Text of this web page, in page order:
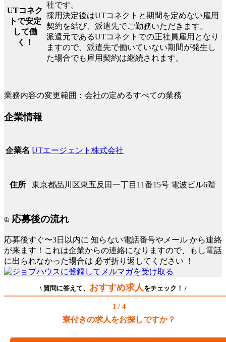
UTコネク
トで安定
して働
く！
社です。
採用決定後はUTコネクトと期間を定めない雇用
契約を結び、派遣先でご勤務いただきます。
派遣元であるUTコネクトでの正社員雇用となり
ますので、派遣先で働いていない期間が発生し
た場合でも雇用契約は継続されます。
業務内容の変更範囲：会社の定めるすべての業務
企業情報
企業名 UTエージェント株式会社
住所 東京都品川区東五反田一丁目11番15号 電波ビル6階
応募後の流れ
応募後すぐ〜3日以内に 知らない電話番号やメール から連絡
が来ます！これは企業からの連絡になりますので、もし電話
に出られなかった場合は 必ず折り返してください ！
\ 質問に答えて、 おすすめ求人をチェック！ /
1 / 4
寮付きの求人をお探しですか？